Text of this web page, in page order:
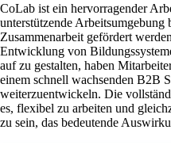
CoLab ist ein hervorragender
unterstützende
Zusammenarbeit gefördert
Entwicklung von
auf zu gestalten, haben
einem schnell wachsenden B2B
weiterzuentwickeln. Die
es, flexibel zu arbeiten und
zu sein, das bedeutende